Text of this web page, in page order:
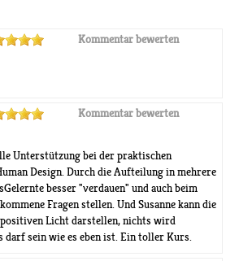
Kommentar bewerten
Kommentar bewerten
Unterstützung bei der praktischen
Design. Durch die Aufteilung in mehrere
besser "verdauen" und auch beim
Fragen stellen. Und Susanne kann die
Licht darstellen, nichts wird
darf sein wie es eben ist. Ein toller Kurs.